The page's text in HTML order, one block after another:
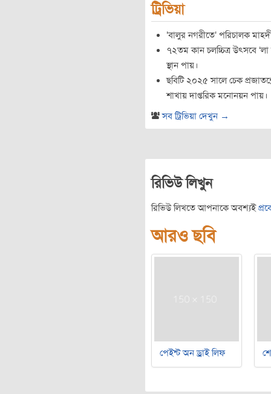
ট্রিভিয়া
'বালুর নগরীতে' পরিচালক
৭২তম কান চলচ্চিত্র উৎসবে ‘লা
স্থান পায়।
ছবিটি ২০২৫ সালে চেক
শাখায় দাপ্তরিক মনোনয়ন পায়।
সব ট্রিভিয়া দেখুন →
রিভিউ লিখুন
রিভিউ লিখতে আপনাকে অবশ্যই
আরও ছবি
পেইন্ট অন ড্রাই লিফ